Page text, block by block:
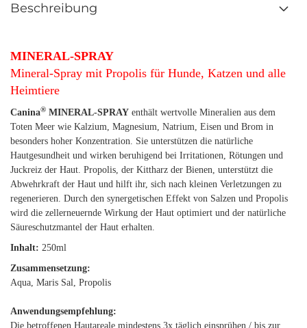
Beschreibung
MINERAL-SPRAY
Mineral-Spray mit Propolis für Hunde, Katzen und alle
Heimtiere
Canina® MINERAL-SPRAY enthält wertvolle Mineralien aus dem
Toten Meer wie Kalzium, Magnesium, Natrium, Eisen und Brom in
besonders hoher Konzentration. Sie unterstützen die natürliche
Hautgesundheit und wirken beruhigend bei Irritationen, Rötungen und
Juckreiz der Haut. Propolis, der Kittharz der Bienen, unterstützt die
Abwehrkraft der Haut und hilft ihr, sich nach kleinen Verletzungen zu
regenerieren. Durch den synergetischen Effekt von Salzen und Propolis
wird die zellerneuernde Wirkung der Haut optimiert und der natürliche
Säureschutzmantel der Haut erhalten.
Inhalt: 250ml
Zusammensetzung:
Aqua, Maris Sal, Propolis
Anwendungsempfehlung:
Die betroffenen Hautareale mindestens 3x täglich einsprühen / bis zur